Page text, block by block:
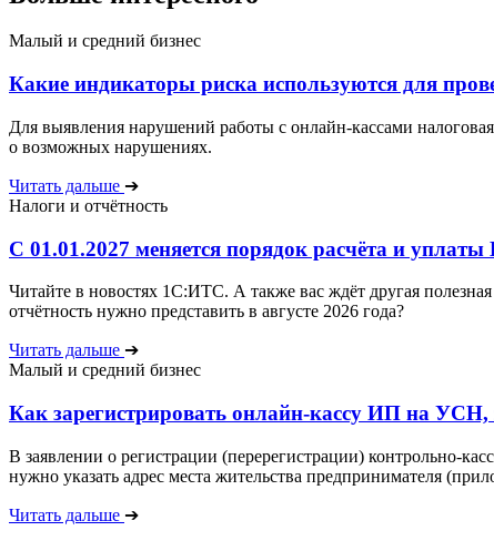
Малый и средний бизнес
Какие индикаторы риска используются для
Для выявления нарушений работы с онлайн-кассами
о возможных нарушениях.
Читать дальше ➔
Налоги и отчётность
С 01.01.2027 меняется порядок расчёта и
Читайте в новостях 1С:ИТС. А также вас ждёт другая
отчётность нужно представить в августе 2026 года?
Читать дальше ➔
Малый и средний бизнес
Как зарегистрировать онлайн-кассу ИП на
В заявлении о регистрации (перерегистрации) контрольно-
нужно указать адрес места жительства предпринимателя
Читать дальше ➔